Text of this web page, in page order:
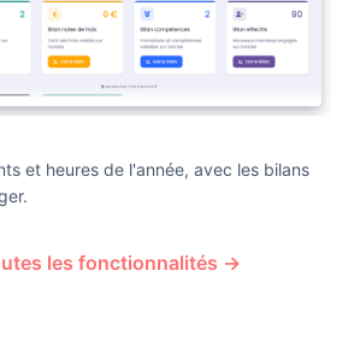
et heures de l'année, avec les bilans
les fonctionnalités →